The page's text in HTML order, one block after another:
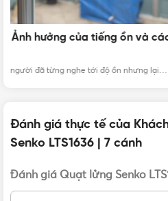
Quạt đứng lửng LTS1636 có 2
RPM là gì? CFM là gì? Ý nghĩa
RPM và CFM là 2 khái niệm còn khá mới
Đánh giá thực tế của
Senko LTS1636 | 7 cánh
Đánh giá Quạt lửng Senko